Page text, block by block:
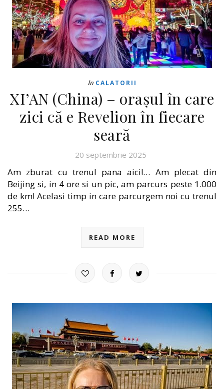
In CALATORII
XI’AN (China) – orașul în care
zici că e Revelion în fiecare
seară
20 septembrie 2025
Am zburat cu trenul pana aici!… Am plecat din
Beijing si, in 4 ore si un pic, am parcurs peste 1.000
de km! Acelasi timp in care parcurgem noi cu trenul
255…
READ MORE